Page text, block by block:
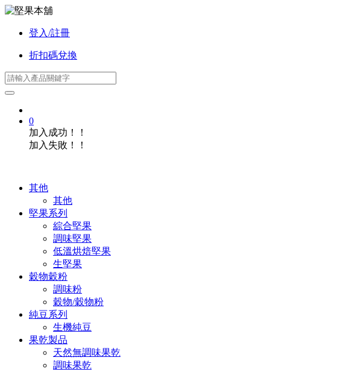
登入/註冊
折扣碼兌換
0
加入成功！！
加入失敗！！
其他
其他
堅果系列
綜合堅果
調味堅果
低溫烘焙堅果
生堅果
穀物穀粉
調味粉
穀物/穀物粉
純豆系列
生機純豆
果乾製品
天然無調味果乾
調味果乾